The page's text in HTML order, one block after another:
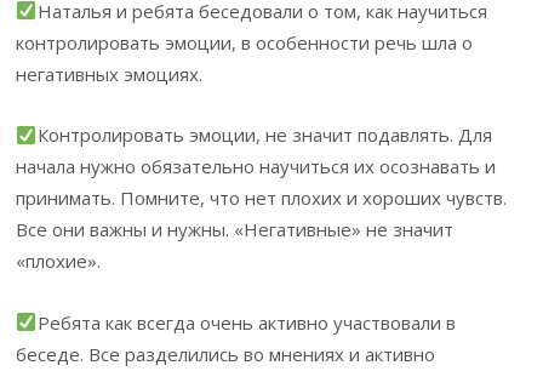
Наталья и ребята беседовали о том, как научиться
контролировать эмоции, в особенности речь шла о
негативных эмоциях.
Контролировать эмоции, не значит подавлять. Для
начала нужно обязательно научиться их осознавать и
принимать. Помните, что нет плохих и хороших чувств.
Все они важны и нужны. «Негативные» не значит
«плохие».
Ребята как всегда очень активно участвовали в
беседе. Все разделились во мнениях и активно